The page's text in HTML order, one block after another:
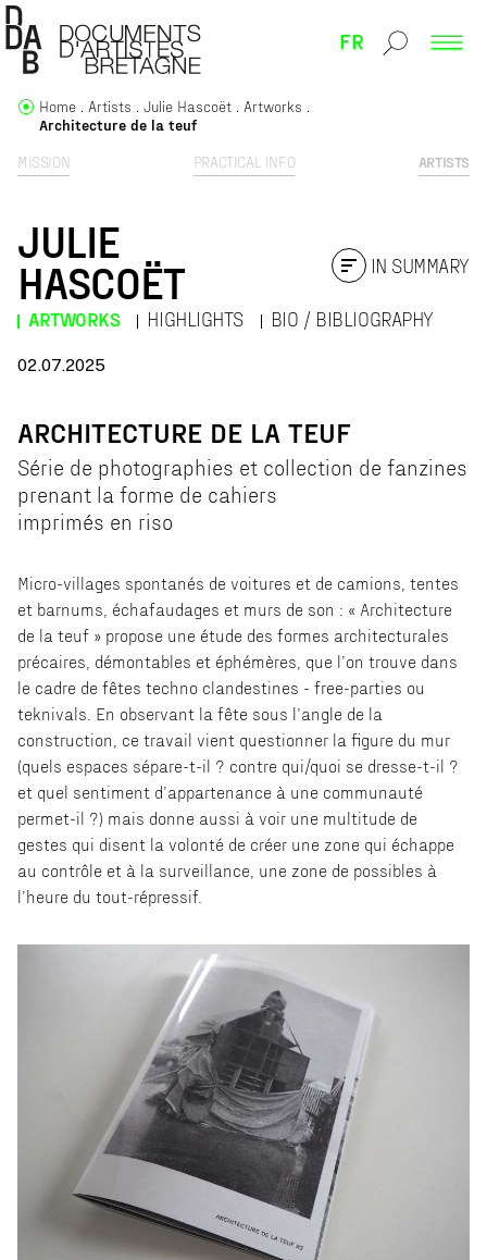
FR
MISSION PRACTICAL INFO ARTISTS
Home Artists Julie Hascoët
Artworks
Architecture de la teuf
JULIE
HASCOËT
ARTWORKS HIGHLIGHTS BIO / BIBLIOGRAPHY
IN SUMMARY
02.07.2025
ARCHITECTURE DE LA TEUF
Série de photographies et collection de fanzines
prenant la forme de cahiers
imprimés en riso
Micro-villages spontanés de voitures et de camions, tentes
et barnums, échafaudages et murs de son : « Architecture
de la teuf » propose une étude des formes architecturales
précaires, démontables et éphémères, que l’on trouve dans
le cadre de fêtes techno clandestines - free-parties ou
teknivals. En observant la fête sous l’angle de la
construction, ce travail vient questionner la figure du mur
(quels espaces sépare-t-il ? contre qui/quoi se dresse-t-il ?
et quel sentiment d’appartenance à une communauté
permet-il ?) mais donne aussi à voir une multitude de
gestes qui disent la volonté de créer une zone qui échappe
au contrôle et à la surveillance, une zone de possibles à
l’heure du tout-répressif.